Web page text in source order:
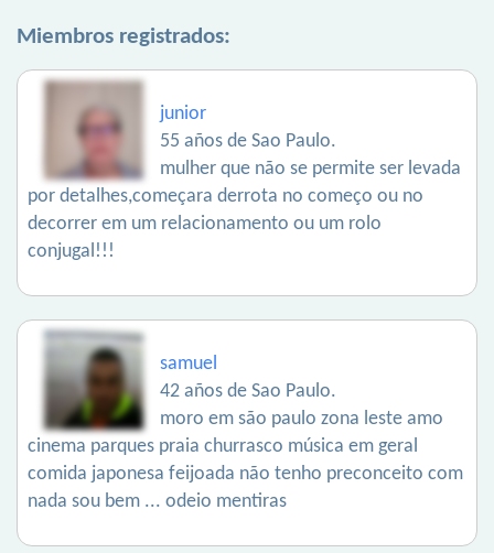
Miembros registrados:
junior
55 años de Sao Paulo.
mulher que não se permite ser levada
por detalhes,começara derrota no começo ou no
decorrer em um relacionamento ou um rolo
conjugal!!!
samuel
42 años de Sao Paulo.
moro em são paulo zona leste amo
cinema parques praia churrasco música em geral
comida japonesa feijoada não tenho preconceito com
nada sou bem ... odeio mentiras